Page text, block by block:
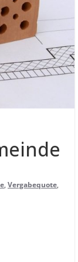
, Vergabequote,